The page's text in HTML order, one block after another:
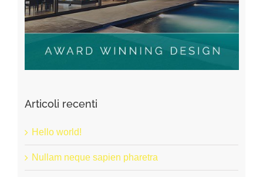
Articoli recenti
Hello world!
Nullam neque sapien pharetra